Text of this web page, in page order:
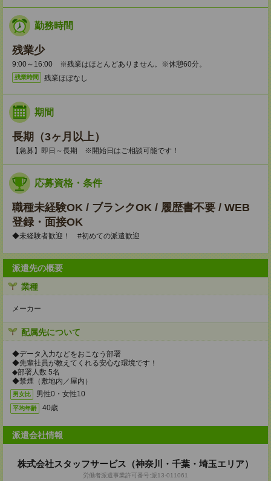
勤務時間
残業少
9:00～16:00 ※残業はほとんどありません。※休憩60分。
残業時間 残業ほぼなし
期間
長期（3ヶ月以上）
【急募】即日～長期 ※開始日はご相談可能です！
応募資格・条件
職種未経験OK / ブランクOK / 履歴書不要 / WEB
登録・面接OK
◆未経験者歓迎！ #初めての派遣歓迎
派遣先の概要
業種
メーカー
配属先について
◆データ入力などをおこなう部署
◆先輩社員が教えてくれる安心な環境です！
◆部署人数 5名
◆禁煙（敷地内／屋内）
男女比 男性0・女性10
平均年齢 40歳
派遣会社情報
株式会社スタッフサービス（神奈川・千葉・埼玉エリア）
労働者派遣事業許可番号:派13-011061